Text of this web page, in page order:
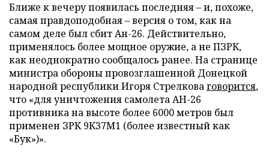
Ближе к вечеру появилась последняя–и, похоже,
самая правдоподобная–версия о том, как на
самом деле был сбит Ан-26. Действительно,
применялось более мощное оружие, а не ПЗРК,
как неоднократно сообщалось ранее. На странице
министра обороны провозглашенной Донецкой
народной республики Игоря Стрелковаговорится,
что «для уничтожения самолета АН-26
противника на высоте более 6000 метров был
применен ЗРК 9К37М1 (более известный как
«Бук»)».